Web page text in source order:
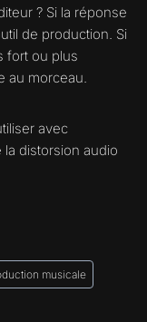
? Si la réponse
de production. Si
fort ou plus
au morceau.
avec
la distorsion audio
musicale